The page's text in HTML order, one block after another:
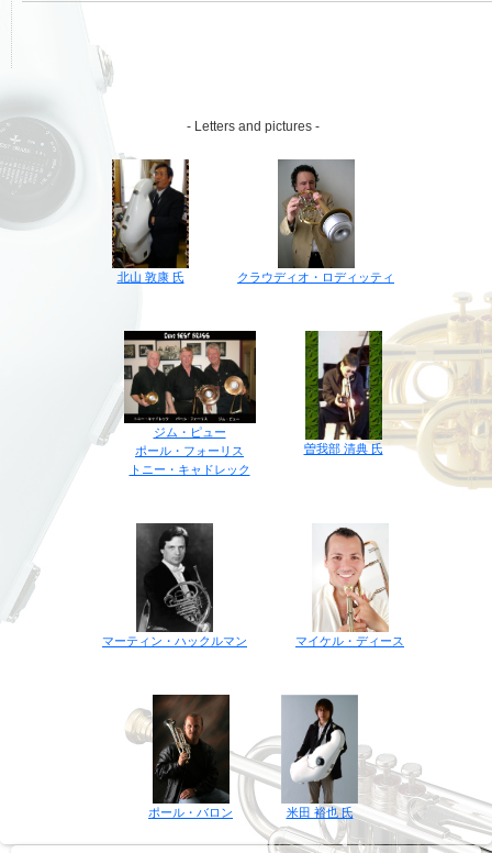
- Letters and pictures -
北山 敦康 氏 クラウディオ・ロディッティ
ジム・ピュー
ポール・フォーリス
トニー・キャドレック
曽我部 清典 氏
マーティン・ハックルマン マイケル・ディース
ポール・バロン 米田 裕也 氏